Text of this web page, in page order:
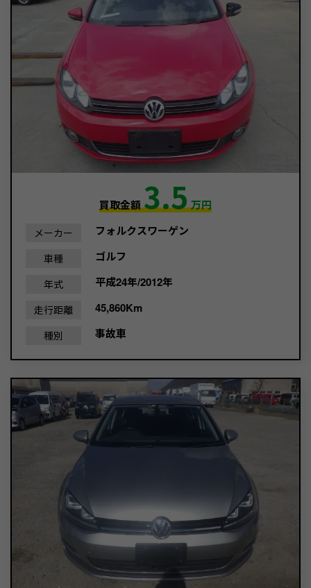
買取金額3.5万円
メーカー フォルクスワーゲン
車種 ゴルフ
年式 平成24年/2012年
走行距離 45,860Km
種別 事故車